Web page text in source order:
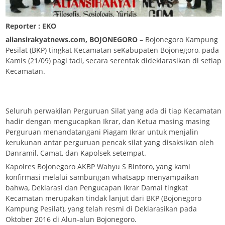
Reporter : EKO
aliansirakyatnews.com, BOJONEGORO – Bojonegoro Kampung
Pesilat (BKP) tingkat Kecamatan seKabupaten Bojonegoro, pada
Kamis (21/09) pagi tadi, secara serentak dideklarasikan di setiap
Kecamatan.
Seluruh perwakilan Perguruan Silat yang ada di tiap Kecamatan
hadir dengan mengucapkan Ikrar, dan Ketua masing masing
Perguruan menandatangani Piagam Ikrar untuk menjalin
kerukunan antar perguruan pencak silat yang disaksikan oleh
Danramil, Camat, dan Kapolsek setempat.
Kapolres Bojonegoro AKBP Wahyu S Bintoro, yang kami
konfirmasi melalui sambungan whatsapp menyampaikan
bahwa, Deklarasi dan Pengucapan Ikrar Damai tingkat
Kecamatan merupakan tindak lanjut dari BKP (Bojonegoro
Kampung Pesilat), yang telah resmi di Deklarasikan pada
Oktober 2016 di Alun-alun Bojonegoro.